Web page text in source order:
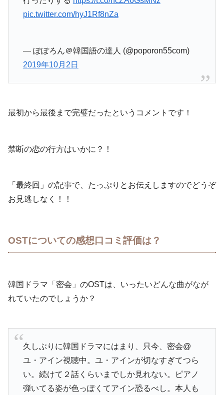
pic.twitter.com/hyJ1Rf8nZa
— ぽぽろん＠韓国語の達人 (@poporon55com)
2019年10月2日
最初から最後まで完璧だったというコメントです！
禁断の恋の行方はいかに？！
「最終回」の記事で、たっぷりとお伝えしますのでどうぞ
お見逃しなく！！
OSTについての感想口コミ評価は？
韓国ドラマ「密会」のOSTは、いったいどんな曲がなが
れていたのでしょうか？
久しぶりに韓国ドラマにはまり、只今、密会@
ユ・アイン視聴中。ユ・アインが切なすぎてつら
い。続けて２話くらいまでしか見れない。ピアノ
弾いてる姿が色っぽくてアイン恐るべし。本人も